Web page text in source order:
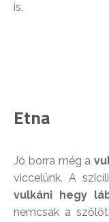
is.
Etna
Jó borra még a
viccelünk. A
vulkáni hegy
nemcsak a